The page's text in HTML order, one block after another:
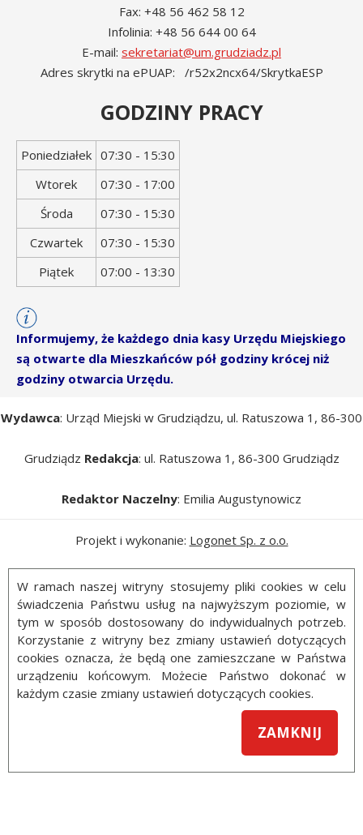
Fax: +48 56 462 58 12
Infolinia: +48 56 644 00 64
E-mail: sekretariat@um.grudziadz.pl
Adres skrytki na ePUAP: /r52x2ncx64/SkrytkaESP
GODZINY PRACY
Dzień
tygodnia
Godziny
otwarcia
Poniedziałek 07:30 - 15:30
Wtorek
07:30 - 17:00
Środa
07:30 - 15:30
Czwartek
07:30 - 15:30
Piątek
07:00 - 13:30
Informujemy, że każdego dnia kasy Urzędu Miejskiego
są otwarte dla Mieszkańców pół godziny krócej niż
godziny otwarcia Urzędu.
Wydawca: Urząd Miejski w Grudziądzu, ul. Ratuszowa 1, 86-300
Grudziądz Redakcja: ul. Ratuszowa 1, 86-300 Grudziądz
Redaktor Naczelny: Emilia Augustynowicz
Projekt i wykonanie: Logonet Sp. z o.o.
W ramach naszej witryny stosujemy pliki cookies w celu
świadczenia Państwu usług na najwyższym poziomie, w
tym w sposób dostosowany do indywidualnych potrzeb.
Korzystanie z witryny bez zmiany ustawień dotyczących
cookies oznacza, że będą one zamieszczane w Państwa
urządzeniu końcowym. Możecie Państwo dokonać w
każdym czasie zmiany ustawień dotyczących cookies.
ZAMKNIJ